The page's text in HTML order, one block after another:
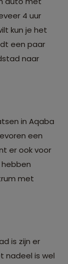
4 uur
kun je het
een paar
naar
in Aqaba
een
er ook voor
met
is zijn er
nadeel is wel